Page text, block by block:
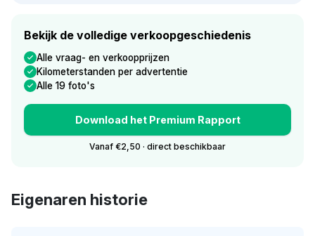
Bekijk de volledige verkoopgeschiedenis
Alle vraag- en verkoopprijzen
Kilometerstanden per advertentie
Alle 19 foto's
Download het Premium Rapport
Vanaf €2,50 · direct beschikbaar
Eigenaren historie